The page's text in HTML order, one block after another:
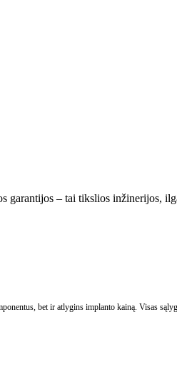
garantijos – tai tikslios inžinerijos,
bet ir atlygins implanto kainą. Visas